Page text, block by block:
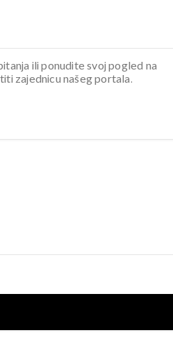
ili ponudite svoj pogled na
zajednicu našeg portala.